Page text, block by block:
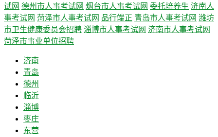
试网 德州市人事考试网 烟台市人事考试网 委托培养生 济南人
事考试网 菏泽市人事考试网 品行端正 青岛市人事考试网 潍坊
市卫生健康委员会招聘 淄博市人事考试网 济南市人事考试网
菏泽市事业单位招聘
济南
青岛
德州
临沂
淄博
枣庄
东营